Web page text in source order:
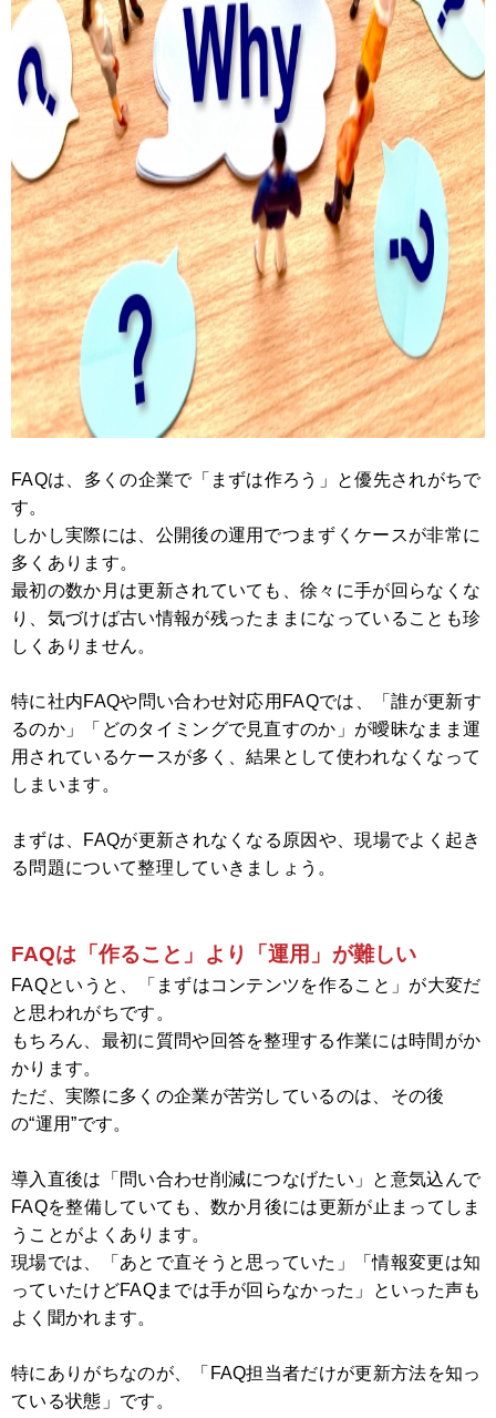
FAQは、多くの企業で「まずは作ろう」と優先されがちで
す。
しかし実際には、公開後の運用でつまずくケースが非常に
多くあります。
最初の数か月は更新されていても、徐々に手が回らなくな
り、気づけば古い情報が残ったままになっていることも珍
しくありません。
特に社内FAQや問い合わせ対応用FAQでは、「誰が更新す
るのか」「どのタイミングで見直すのか」が曖昧なまま運
用されているケースが多く、結果として使われなくなって
しまいます。
まずは、FAQが更新されなくなる原因や、現場でよく起き
る問題について整理していきましょう。
FAQは「作ること」より「運用」が難しい
FAQというと、「まずはコンテンツを作ること」が大変だ
と思われがちです。
もちろん、最初に質問や回答を整理する作業には時間がか
かります。
ただ、実際に多くの企業が苦労しているのは、その後
の“運用”です。
導入直後は「問い合わせ削減につなげたい」と意気込んで
FAQを整備していても、数か月後には更新が止まってしま
うことがよくあります。
現場では、「あとで直そうと思っていた」「情報変更は知
っていたけどFAQまでは手が回らなかった」といった声も
よく聞かれます。
特にありがちなのが、「FAQ担当者だけが更新方法を知っ
ている状態」です。